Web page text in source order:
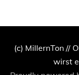
(c) MillernTon //
wirst